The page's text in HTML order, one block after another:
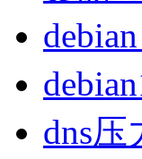
dns压